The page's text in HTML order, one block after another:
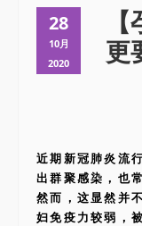
28
10月
2020
更
近期新冠肺炎流
出群聚感染，也
然而，这显然并
妇免疫力较弱，